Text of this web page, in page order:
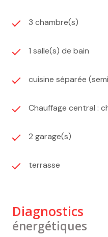
3 chambre(s)
1 salle(s) de bain
cuisine séparée
Chauffage central :
2 garage(s)
terrasse
Diagnostics
énergétiques